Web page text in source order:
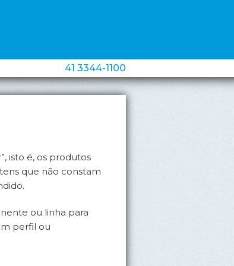
isto é, os produtos
que não constam
ou linha para
perfil ou